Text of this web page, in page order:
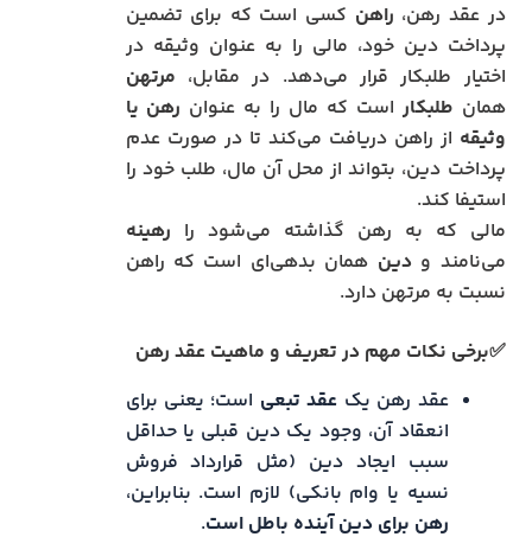
در عقد رهن، راهن کسی است که برای تضمین
پرداخت دین خود، مالی را به عنوان وثیقه در
اختیار طلبکار قرار می‌دهد. در مقابل، مرتهن
همان طلبکار است که مال را به عنوان رهن یا
وثیقه از راهن دریافت می‌کند تا در صورت عدم
پرداخت دین، بتواند از محل آن مال، طلب خود را
استیفا کند.
مالی که به رهن گذاشته می‌شود را رهینه
می‌نامند ودین همان بدهی‌ای است که راهن
نسبت به مرتهن دارد.
✅برخی نکات مهم در تعریف و ماهیت عقد رهن
عقد رهن یک عقد تبعی است؛ یعنی برای
انعقاد آن، وجود یک دین قبلی یا حداقل
سبب ایجاد دین (مثل قرارداد فروش
نسیه یا وام بانکی) لازم است. بنابراین،
رهن برای دین آینده باطل است.